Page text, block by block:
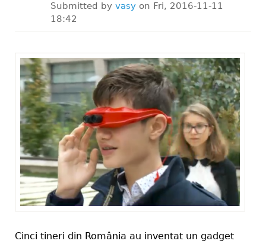
Submitted by vasy on Fri, 2016-11-11
18:42
Cinci tineri din România au inventat un gadget